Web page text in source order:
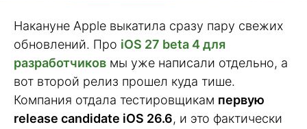
Накануне Apple выкатила сразу пару свежих
обновлений. Про iOS 27 beta 4 для
разработчиков мы уже написали отдельно, а
вот второй релиз прошел куда тише.
Компания отдала тестировщикам первую
release candidate iOS 26.6, и это фактически